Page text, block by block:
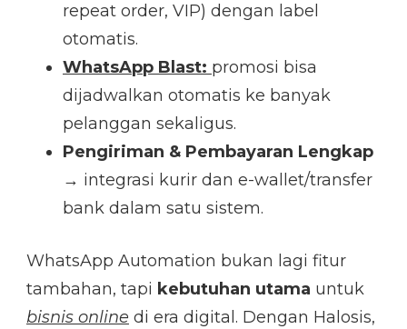
repeat order, VIP) dengan label
otomatis.
WhatsApp Blast: promosi bisa
dijadwalkan otomatis ke banyak
pelanggan sekaligus.
Pengiriman & Pembayaran Lengkap
→ integrasi kurir dan e-wallet/transfer
bank dalam satu sistem.
WhatsApp Automation bukan lagi fitur
tambahan, tapi kebutuhan utama untuk
bisnis online di era digital. Dengan Halosis,